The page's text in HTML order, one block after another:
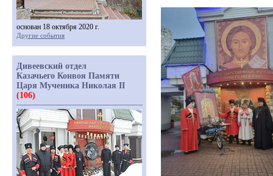
основан 18 октября 2020 г.
Другие события
Дивеевский отдел
Казачьего Конвоя Памяти
Царя Мученика Николая II
(106)